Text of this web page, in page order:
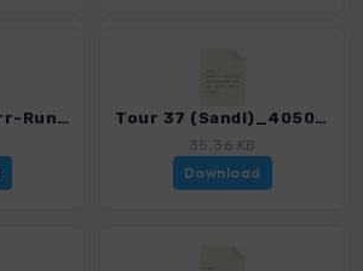
Tour 36 (Heudürr-Runde)_4050_2.gpx Tour 37 (Sandl)_4050_2.gpx
35.36 KB
Download